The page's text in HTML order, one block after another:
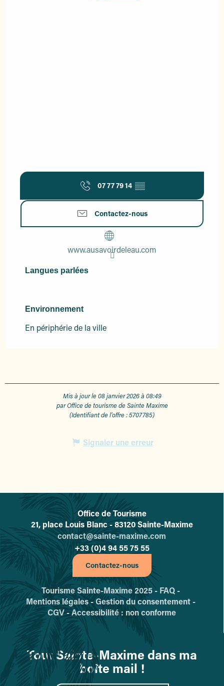
07 77 79 14 ▒▒
Contactez-nous
www.ausavoirdeleau.com
Langues parlées
Langues parlées
Environnement
Environnement
En périphérie de la ville
Mis à jour le 08 janvier 2026 à 08:49
par Office de tourisme de Sainte Maxime
(Identifiant de l'offre :5707785)
Signaler une erreur
L'office de tourisme de Sainte-
Office de Tourisme
21, place Louis Blanc - 83120 Sainte-Maxime
contact@sainte-maxime.com
+33 (0)4 94 55 75 55
Contactez-nous
Tourisme Sainte-Maxime 2025 - FAQ -
Mentions légales -Gestion du consentement -
CGV -Accessibilité : non conforme
Tout Sainte-Maxime dans ma
boîte mail !